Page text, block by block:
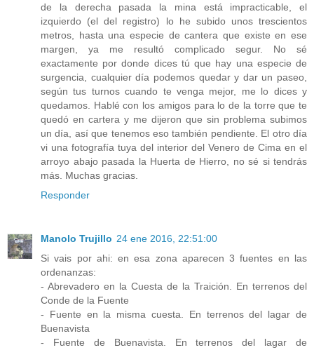
de la derecha pasada la mina está impracticable, el
izquierdo (el del registro) lo he subido unos trescientos
metros, hasta una especie de cantera que existe en ese
margen, ya me resultó complicado segur. No sé
exactamente por donde dices tú que hay una especie de
surgencia, cualquier día podemos quedar y dar un paseo,
según tus turnos cuando te venga mejor, me lo dices y
quedamos. Hablé con los amigos para lo de la torre que te
quedó en cartera y me dijeron que sin problema subimos
un día, así que tenemos eso también pendiente. El otro día
vi una fotografía tuya del interior del Venero de Cima en el
arroyo abajo pasada la Huerta de Hierro, no sé si tendrás
más. Muchas gracias.
Responder
Manolo Trujillo 24 ene 2016, 22:51:00
Si vais por ahi: en esa zona aparecen 3 fuentes en las
ordenanzas:
- Abrevadero en la Cuesta de la Traición. En terrenos del
Conde de la Fuente
- Fuente en la misma cuesta. En terrenos del lagar de
Buenavista
- Fuente de Buenavista. En terrenos del lagar de